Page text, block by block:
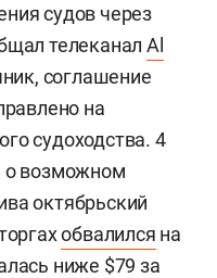
судов через
телеканал Al
соглашение
на
судоходства. 4
о возможном
октябрьский
обвалился на
ниже $79 за